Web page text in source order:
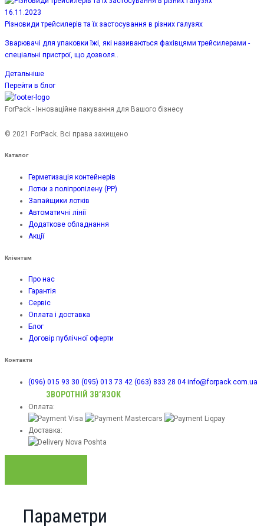
16.11.2023
Різновиди трейсилерів та їх застосування в різних галузях
Зварювачі для упаковки їжі, які називаються фахівцями трейсилерами -
спеціальні пристрої, що дозволя..
Детальніше
Перейти в блог
ForPack - Інноваційне пакування для Вашого бізнесу
© 2021 ForPack. Всі права захищено
Каталог
Герметизація контейнерів
Лотки з поліпропілену (PP)
Запайщики лотків
Автоматичні лінії
Додаткове обладнання
Акції
Кліентам
Про нас
Гарантія
Сервіс
Оплата і доставка
Блог
Договір публічної оферти
Контакти
(096) 015 93 30 (095) 013 73 42 (063) 833 28 04 info@forpack.com.ua
ЗВОРОТНІЙ ЗВ’ЯЗОК
Оплата:
Доставка:
Параметри